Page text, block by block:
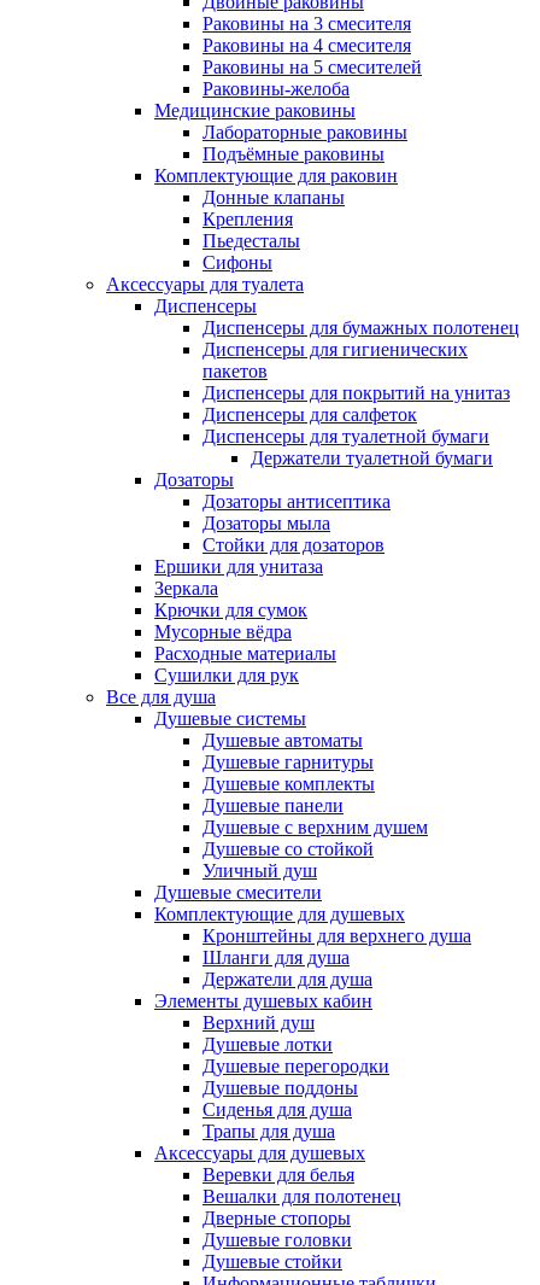
Раковины на 3 смесителя
Раковины на 4 смесителя
Раковины на 5 смесителей
Раковины-желоба
Медицинские раковины
Лабораторные раковины
Подъёмные раковины
Комплектующие для раковин
Донные клапаны
Крепления
Пьедесталы
Сифоны
Аксессуары для туалета
Диспенсеры
Диспенсеры для бумажных полотенец
Диспенсеры для гигиенических
пакетов
Диспенсеры для покрытий на унитаз
Диспенсеры для салфеток
Диспенсеры для туалетной бумаги
Держатели туалетной бумаги
Дозаторы
Дозаторы антисептика
Дозаторы мыла
Стойки для дозаторов
Ершики для унитаза
Зеркала
Крючки для сумок
Мусорные вёдра
Расходные материалы
Сушилки для рук
Все для душа
Душевые системы
Душевые автоматы
Душевые гарнитуры
Душевые комплекты
Душевые панели
Душевые с верхним душем
Душевые со стойкой
Уличный душ
Душевые смесители
Комплектующие для душевых
Кронштейны для верхнего душа
Шланги для душа
Держатели для душа
Элементы душевых кабин
Верхний душ
Душевые лотки
Душевые перегородки
Душевые поддоны
Сиденья для душа
Трапы для душа
Аксессуары для душевых
Веревки для белья
Вешалки для полотенец
Дверные стопоры
Душевые головки
Душевые стойки